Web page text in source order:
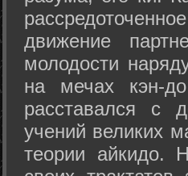
движение
молодости
на мечах кэн-
расставался с
учений великих
теории айкидо.